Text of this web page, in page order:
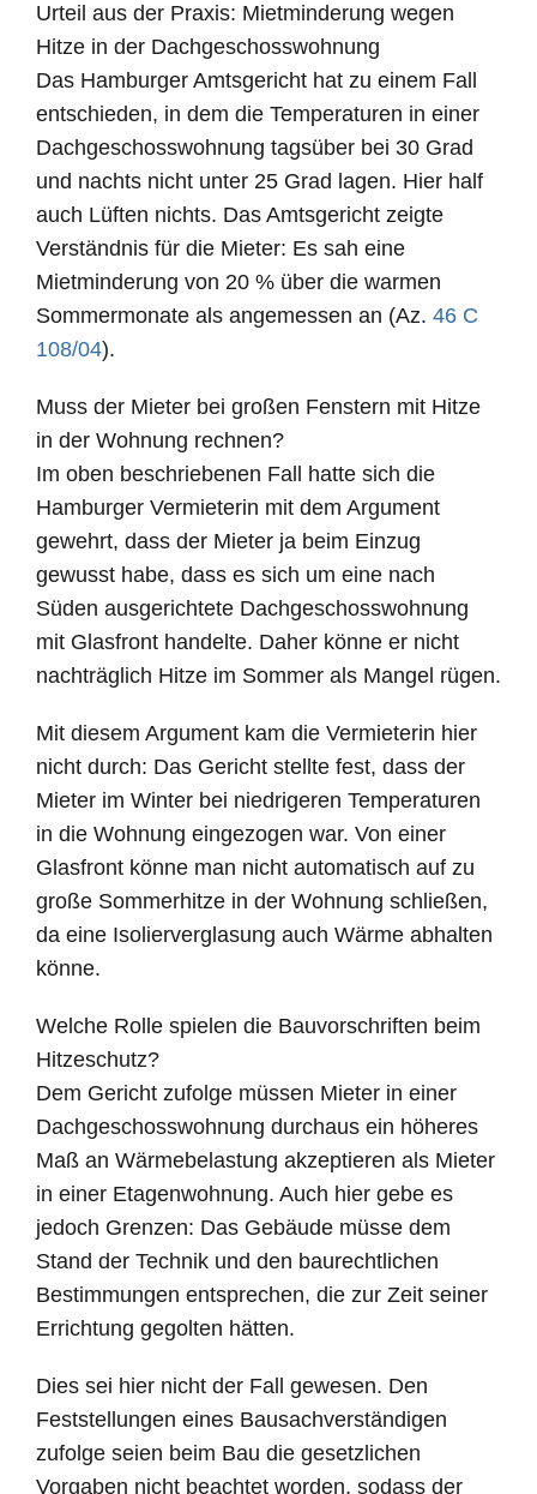
Urteil aus der Praxis: Mietminderung wegen
Hitze in der Dachgeschosswohnung
Das Hamburger Amtsgericht hat zu einem Fall
entschieden, in dem die Temperaturen in einer
Dachgeschosswohnung tagsüber bei 30 Grad
und nachts nicht unter 25 Grad lagen. Hier half
auch Lüften nichts. Das Amtsgericht zeigte
Verständnis für die Mieter: Es sah eine
Mietminderung von 20 % über die warmen
Sommermonate als angemessen an (Az. 46 C
108/04).
Muss der Mieter bei großen Fenstern mit Hitze
in der Wohnung rechnen?
Im oben beschriebenen Fall hatte sich die
Hamburger Vermieterin mit dem Argument
gewehrt, dass der Mieter ja beim Einzug
gewusst habe, dass es sich um eine nach
Süden ausgerichtete Dachgeschosswohnung
mit Glasfront handelte. Daher könne er nicht
nachträglich Hitze im Sommer als Mangel rügen.
Mit diesem Argument kam die Vermieterin hier
nicht durch: Das Gericht stellte fest, dass der
Mieter im Winter bei niedrigeren Temperaturen
in die Wohnung eingezogen war. Von einer
Glasfront könne man nicht automatisch auf zu
große Sommerhitze in der Wohnung schließen,
da eine Isolierverglasung auch Wärme abhalten
könne.
Welche Rolle spielen die Bauvorschriften beim
Hitzeschutz?
Dem Gericht zufolge müssen Mieter in einer
Dachgeschosswohnung durchaus ein höheres
Maß an Wärmebelastung akzeptieren als Mieter
in einer Etagenwohnung. Auch hier gebe es
jedoch Grenzen: Das Gebäude müsse dem
Stand der Technik und den baurechtlichen
Bestimmungen entsprechen, die zur Zeit seiner
Errichtung gegolten hätten.
Dies sei hier nicht der Fall gewesen. Den
Feststellungen eines Bausachverständigen
zufolge seien beim Bau die gesetzlichen
Vorgaben nicht beachtet worden, sodass der